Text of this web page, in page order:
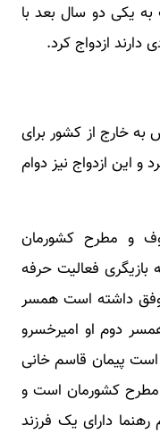
یکی دو سال بعد با
ازدواج کرد.
به خارج از کشور برای
این ازدواج نیز دوام
و مطرح کشورمان
فعالیت حرفه
داشته است همسر
دوم او امیرخسرو
پیمان قاسم خانی
مطرح کشورمان است و
دارای یک فرزند